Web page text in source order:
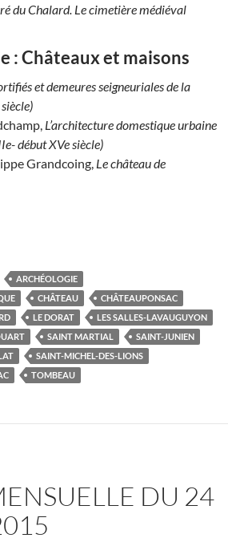
du Chalard. Le cimetière médiéval
: Châteaux et maisons
et demeures seigneuriales de la
L’architecture domestique urbaine
début XVe siècle)
Grandcoing, Le château de
ARCHÉOLOGIE
CHÂTEAU
CHÂTEAUPONSAC
LE DORAT
LES SALLES-LAVAUGUYON
SAINT MARTIAL
SAINT-JUNIEN
SAINT-MICHEL-DES-LIONS
TOMBEAU
DU 24